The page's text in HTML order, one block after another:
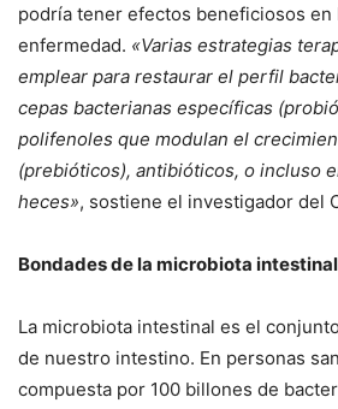
podría tener efectos beneficiosos en
enfermedad. «Varias estrategias
emplear para restaurar el perfil
cepas bacterianas específicas
polifenoles que modulan el
(prebióticos), antibióticos, o incluso
heces», sostiene el investigador del
Bondades de la microbiota intestinal
La microbiota intestinal es el
de nuestro intestino. En personas
compuesta por 100 billones de